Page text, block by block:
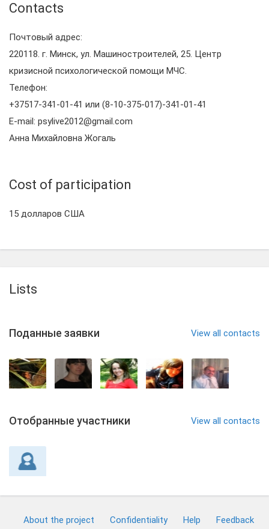
Contacts
Почтовый адрес:
220118. г. Минск, ул. Машиностроителей, 25. Центр
кризисной психологической помощи МЧС.
Телефон:
+37517-341-01-41 или (8-10-375-017)-341-01-41
E-mail: psylive2012@gmail.com
Анна Михайловна Жогаль
Cost of participation
15 долларов США
Lists
Поданные заявки View all contacts
Отобранные участники View all contacts
About the project Confidentiality Help Feedback